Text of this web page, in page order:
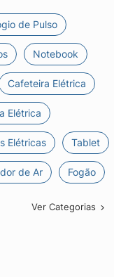
de Pulso
Notebook
Cafeteira Elétrica
Elétrica
Elétricas Tablet
de Ar Fogão
Ver Categorias